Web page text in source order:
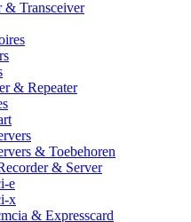
& Transceiver
& Repeater
& Toebehoren
& Server
e
x
& Expresscard